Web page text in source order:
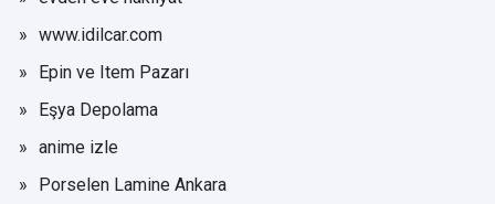
www.idilcar.com
Epin ve Item Pazarı
Eşya Depolama
anime izle
Porselen Lamine Ankara